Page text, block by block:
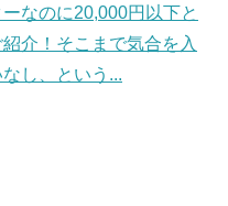
なのに20,000円以下と
介！そこまで気合を入
し、という...